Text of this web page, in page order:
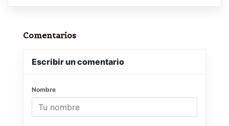
Comentarios
Escribir un comentario
Nombre